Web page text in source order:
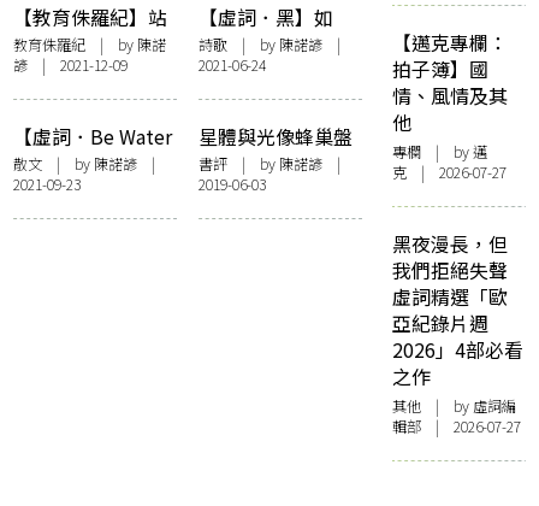
【教育侏羅紀】站
在時代邊界的文憑
試考生——分岔
（上）
教育侏羅紀 | by 陳諾
諺 | 2021-12-09
【虛詞．黑】如
果，這是一個人
詩歌| by 陳諾諺|
2021-06-24
【虛詞．Be Water
My Friend】水
散文 | by 陳諾諺 |
2021-09-23
星體與光像蜂巢盤
繞生命——黃裕邦x
俠女卜卜嬋「藝術
家的星相解密」紀
書評| by 陳諾諺|
2019-06-03
【邁克專欄：
拍子簿】國
情、風情及其
他
專欄 | by邁
克 | 2026-07-27
黑夜漫長，但
我們拒絕失聲
虛詞精選「歐
亞紀錄片週
2026」4部必看
之作
其他 | by 虛詞編
輯部 | 2026-07-27